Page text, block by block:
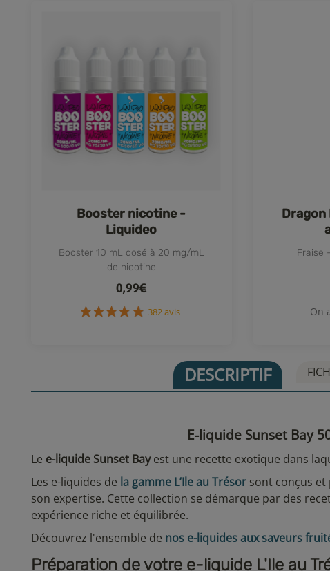
Booster nicotine -
Liquideo
Booster 10 mL dosé à 20 mg/mL
de nicotine
0,99€
Dragon
Fraise
On
DESCRIPTIF
E-liquide Sunset Bay
Le e-liquide Sunset Bayest une recette exotique dans
Les e-liquides de la gamme L’Ile au Trésor sont conçus et
son expertise. Cette collection se démarque par des
expérience riche et équilibrée.
Découvrez l'ensemble de nos e-liquides aux saveurs
Préparation de votre e-liquide L'Ile au